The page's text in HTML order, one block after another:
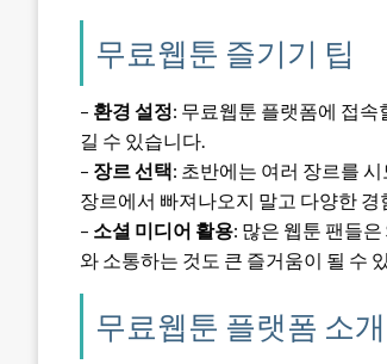
무료웹툰 즐기기 팁
– 환경 설정: 무료웹툰 플랫폼에 접속
길 수 있습니다.
– 장르 선택: 초반에는 여러 장르를
장르에서 빠져나오지 말고 다양한 경
– 소셜 미디어 활용: 많은 웹툰 팬들
와 소통하는 것도 큰 즐거움이 될 수
무료웹툰 플랫폼 소개